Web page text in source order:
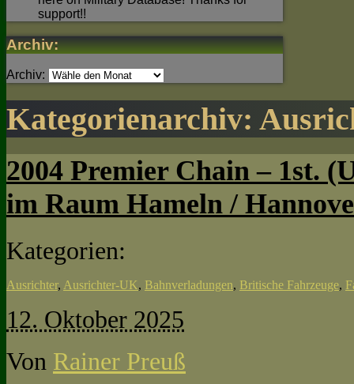
support!!
Archiv:
Archiv:
Kategorienarchiv:
2004 Premier Chain – 1st.
im Raum Hameln /
Kategorien:
Ausrichter, Ausrichter-UK, Bahnverladungen, Britische Fahrzeuge,
12. Oktober 2025
Von Rainer Preuß